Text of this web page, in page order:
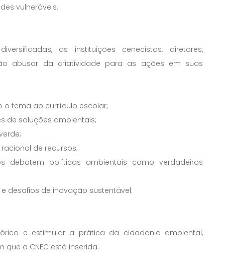
vulneráveis.
as instituições cenecistas, diretores,
abusar da criatividade para as ações em suas
o tema ao currículo escolar;
de soluções ambientais;
de recursos;
debatem políticas ambientais como verdadeiros
desafios de inovação sustentável.
e estimular a prática da cidadania ambiental,
a CNEC está inserida.